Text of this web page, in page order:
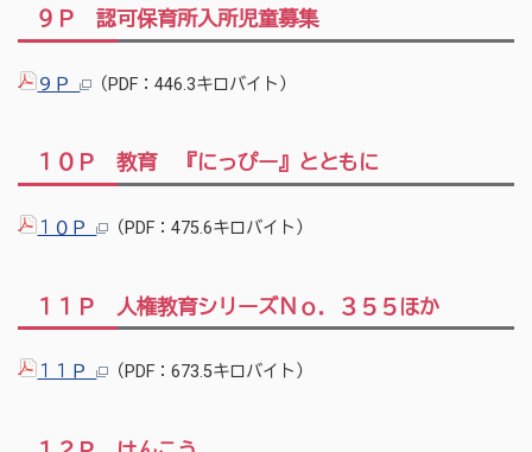
９Ｐ 認可保育所入所児童募集
９Ｐ （PDF：446.3キロバイト）
１０Ｐ 教育 『にっぴー』とともに
１０Ｐ （PDF：475.6キロバイト）
１１Ｐ 人権教育シリーズＮｏ．３５５ほか
１１Ｐ （PDF：673.5キロバイト）